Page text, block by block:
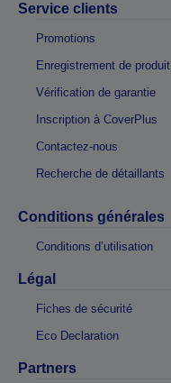
Service clients
Promotions
Enregistrement de produit
Vérification de garantie
Inscription à CoverPlus
Contactez-nous
Recherche de détaillants
Conditions générales
Conditions d’utilisation
Légal
Fiches de sécurité
Eco Declaration
Partners